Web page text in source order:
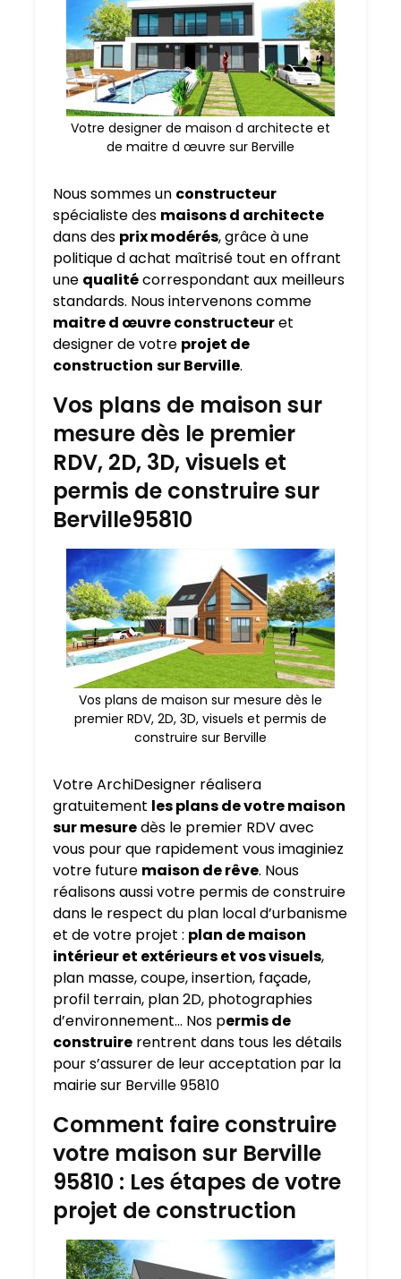
Votre designer de maison d architecte et
de maitre d œuvre sur Berville
Nous sommes un constructeur
spécialiste des maisons d architecte
dans des prix modérés, grâce à une
politique d achat maîtrisé tout en offrant
une qualitécorrespondant aux meilleurs
standards. Nous intervenons comme
maitre d œuvre constructeuret
designer de votre projet de
construction sur Berville.
Vos plans de maison sur
mesure dès le premier
RDV, 2D, 3D, visuels et
permis de construire sur
Berville95810
Vos plans de maison sur mesure dès le
premier RDV, 2D, 3D, visuels et permis de
construire sur Berville
Votre ArchiDesigner réalisera
gratuitement les plans de votre maison
sur mesuredès le premier RDV avec
vous pour que rapidement vous imaginiez
votre future maison de rêve. Nous
réalisons aussi votre permis de construire
dans le respect du plan local d’urbanisme
et de votre projet : plan de maison
intérieur et extérieurs et vos visuels,
plan masse, coupe, insertion, façade,
profil terrain, plan 2D, photographies
d’environnement… Nos permis de
construire rentrent dans tous les détails
pour s’assurer de leur acceptation par la
mairie sur Berville 95810
Comment faire construire
votre maison sur Berville
95810 : Les étapes de votre
projet de construction